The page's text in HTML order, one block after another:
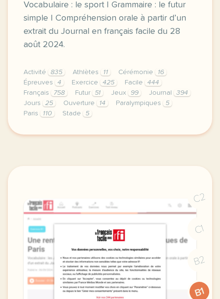
Vocabulaire : le sport | Grammaire : le futur
simple | Compréhension orale à partir d’un
extrait du Journal en français facile du 28
août 2024.
Activité 835 Athlètes 11 Cérémonie
16
Épreuves
4 Exercice 425 Facile
444
Français
758 Futur 51 Jeux 99 Journal
394
Jours
25 Ouverture 14 Paralympiques
5
Paris
110 Stade 5
exercice a2 les jeux paralympiques en quelques
C2
C1
B2
B1